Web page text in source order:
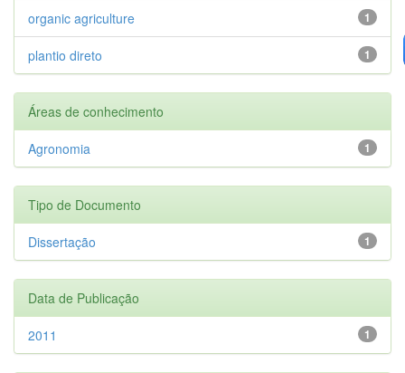
1
organic agriculture
1
plantio direto
Áreas de conhecimento
1
Agronomia
Tipo de Documento
1
Dissertação
Data de Publicação
1
2011